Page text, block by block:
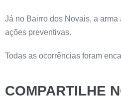
Já no Bairro dos Novais, a
ações preventivas.
Todas as ocorrências foram
COMPARTILHE